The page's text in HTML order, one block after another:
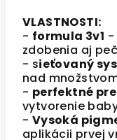
VLASTNOSTI:
- formula 3v1 -
zdobenia aj
- sieťovaný
nad
- perfektné
vytvorenie
- Vysoká
aplikácii prvej